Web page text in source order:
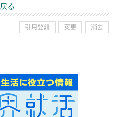
る
引用登録 変更 消去